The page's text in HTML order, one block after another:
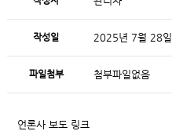
작성일 2025년 7월 28일
파일첨부 첨부파일없음
언론사 보도 링크